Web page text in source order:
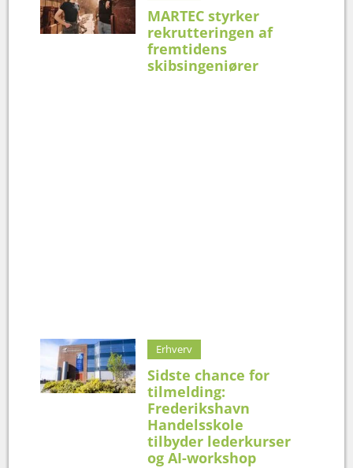
MARTEC styrker
rekrutteringen af
fremtidens
skibsingeniører
Erhverv
Sidste chance for
tilmelding:
Frederikshavn
Handelsskole
tilbyder lederkurser
og AI-workshop